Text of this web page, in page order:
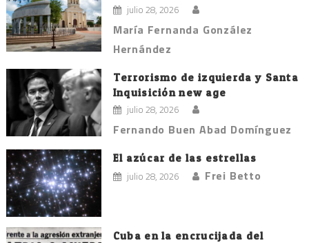
julio 28, 2026
María Fernanda González
Hernández
Terrorismo de izquierda y Santa
Inquisición new age
julio 28, 2026
Fernando Buen Abad Domínguez
El azúcar de las estrellas
julio 28, 2026 Frei Betto
Cuba en la encrucijada del